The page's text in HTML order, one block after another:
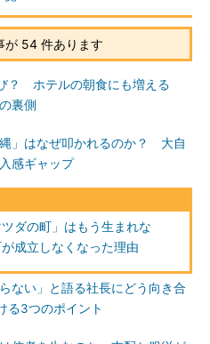
が 54 件あります
？ ホテルの朝食にも増える
裏側
縄」はなぜ叩かれるのか？ 大自
感ギャップ
ツダの町」はもう生まれな
成立しなくなった理由
ない」と語る社長にどう向き合
る3つのポイント